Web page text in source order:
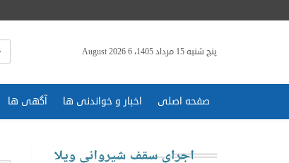
پنج شنبه 15 مرداد 1405، 6 August 2026
صفحه اصلی اخبار و خواندنی ها آگهی ها